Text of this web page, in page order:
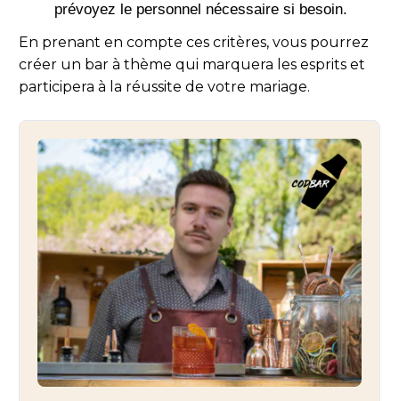
prévoyez le personnel nécessaire si besoin.
En prenant en compte ces critères, vous pourrez
créer un bar à thème qui marquera les esprits et
participera à la réussite de votre mariage.